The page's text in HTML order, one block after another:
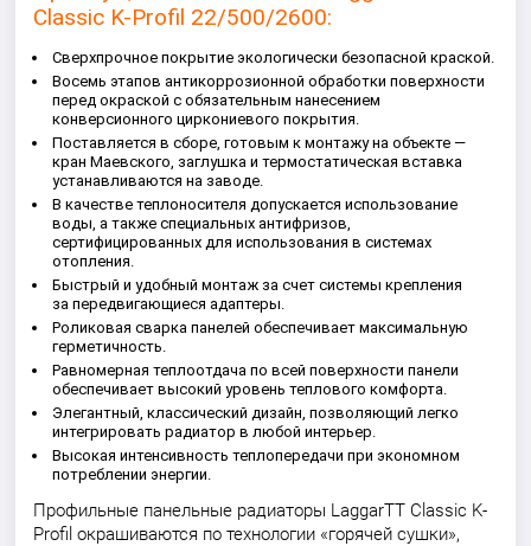
Classic K-Profil 22/500/2600:
Сверхпрочное покрытие экологически безопасной краской.
Восемь этапов антикоррозионной обработки поверхности
перед окраской с обязательным нанесением
конверсионного циркониевого покрытия.
Поставляется в сборе, готовым к монтажу на объекте —
кран Маевского, заглушка и термостатическая вставка
устанавливаются на заводе.
В качестве теплоносителя допускается использование
воды, а также специальных антифризов,
сертифицированных для использования в системах
отопления.
Быстрый и удобный монтаж за счет системы крепления
за передвигающиеся адаптеры.
Роликовая сварка панелей обеспечивает максимальную
герметичность.
Равномерная теплоотдача по всей поверхности панели
обеспечивает высокий уровень теплового комфорта.
Элегантный, классический дизайн, позволяющий легко
интегрировать радиатор в любой интерьер.
Высокая интенсивность теплопередачи при экономном
потреблении энергии.
Профильные панельные радиаторы LaggarTT Classic K-
Profil окрашиваются по технологии «горячей сушки»,